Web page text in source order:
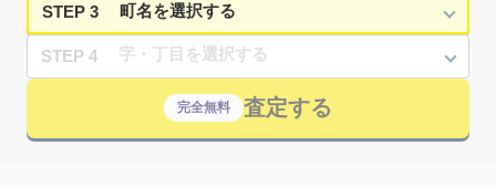
STEP 3
STEP 4
完全無料 査定する